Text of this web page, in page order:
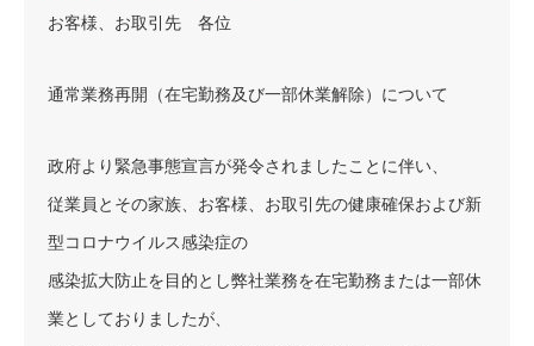
お客様、お取引先 各位
通常業務再開（在宅勤務及び一部休業解除）について
政府より緊急事態宣言が発令されましたことに伴い、
従業員とその家族、お客様、お取引先の健康確保および新
型コロナウイルス感染症の
感染拡大防止を目的とし弊社業務を在宅勤務または一部休
業としておりましたが、